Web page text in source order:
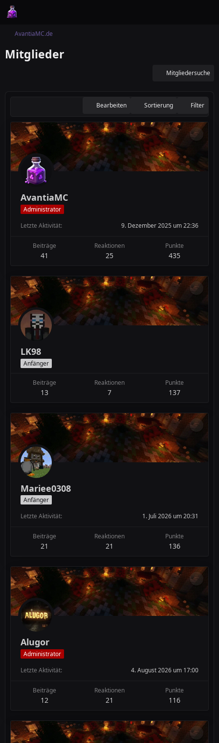
AvantiaMC.de
Mitglieder
Mitgliedersuche
Bearbeiten Sortierung Filter
AvantiaMC
Administrator
Letzte Aktivität
9. Dezember 2025 um 22:36
Beiträge
41
Reaktionen
25
Punkte
435
LK98
Anfänger
Beiträge
13
Reaktionen
7
Punkte
137
Mariee0308
Anfänger
Letzte Aktivität
1. Juli 2026 um 20:31
Beiträge
21
Reaktionen
21
Punkte
136
Alugor
Administrator
Letzte Aktivität
4. August 2026 um 17:00
Beiträge
12
Reaktionen
21
Punkte
116